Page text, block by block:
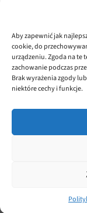
Aby zapewnić jak
cookie, do
urządzeniu. Zgoda na te
zachowanie podczas
Brak wyrażenia zgody
niektóre cechy i funkcje.
Z życia firmy